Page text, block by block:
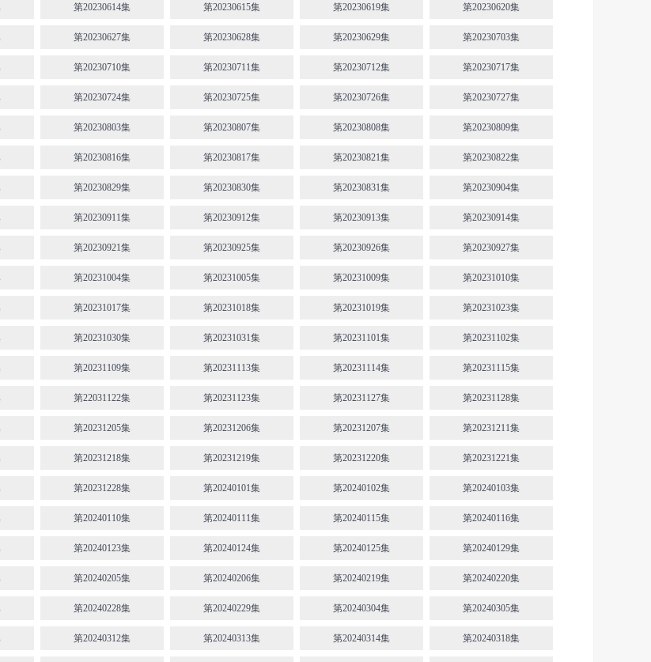
第20230614集 第20230615集 第20230619集 第20230620集
第20230627集 第20230628集 第20230629集 第20230703集
第20230710集 第20230711集 第20230712集 第20230717集
第20230724集 第20230725集 第20230726集 第20230727集
第20230803集 第20230807集 第20230808集 第20230809集
第20230816集 第20230817集 第20230821集 第20230822集
第20230829集 第20230830集 第20230831集 第20230904集
第20230911集 第20230912集 第20230913集 第20230914集
第20230921集 第20230925集 第20230926集 第20230927集
第20231004集 第20231005集 第20231009集 第20231010集
第20231017集 第20231018集 第20231019集 第20231023集
第20231030集 第20231031集 第20231101集 第20231102集
第20231109集 第20231113集 第20231114集 第20231115集
第22031122集 第20231123集 第20231127集 第20231128集
第20231205集 第20231206集 第20231207集 第20231211集
第20231218集 第20231219集 第20231220集 第20231221集
第20231228集 第20240101集 第20240102集 第20240103集
第20240110集 第20240111集 第20240115集 第20240116集
第20240123集 第20240124集 第20240125集 第20240129集
第20240205集 第20240206集 第20240219集 第20240220集
第20240228集 第20240229集 第20240304集 第20240305集
第20240312集 第20240313集 第20240314集 第20240318集